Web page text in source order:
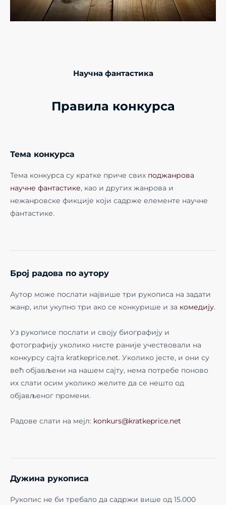
Научна фантастика
Правила конкурса
Тема конкурса
Тема конкурса су кратке приче свих поджанрова
научне фантастике, као и других жанрова и
нежанровске фикције који садрже елементе научне
фантастике.
Број радова по аутору
Аутор може послати највише три рукописа на задати
жанр, или укупно три ако се конкурише и за комедију.
Уз рукописе послати и своју биографију и
фотографију уколико нисте раније учествовали на
конкурсу сајта kratkeprice.net. Уколико јесте, и они су
већ објављени на нашем сајту, нема потребе поново
их слати осим уколико желите да се нешто од
објављеног промени.
Радове слати на мејл: konkurs@kratkeprice.net
Дужина рукописа
Рукопис не би требало да садржи више од 15.000